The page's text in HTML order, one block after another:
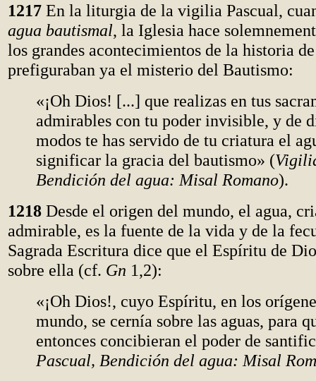
1217 En la liturgia de la vigilia Pascual,
agua bautismal, la Iglesia hace
los grandes acontecimientos de la historia
prefiguraban ya el misterio del Bautismo:
«¡Oh Dios! [...] que realizas en tus
admirables con tu poder invisible, y de
modos te has servido de tu criatura el
significar la gracia del bautismo» (
Bendición del agua: Misal Romano).
1218 Desde el origen del mundo, el agua,
admirable, es la fuente de la vida y de la
Sagrada Escritura dice que el Espíritu de
sobre ella (cf. Gn 1,2):
«¡Oh Dios!, cuyo Espíritu, en los
mundo, se cernía sobre las aguas, para
entonces concibieran el poder de
Pascual, Bendición del agua: Misal